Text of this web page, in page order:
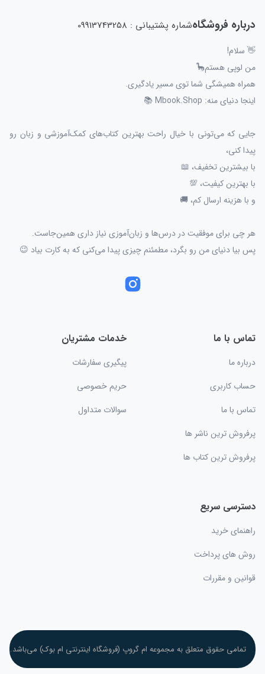
درباره فروشگاهشماره پشتیبانی : 09913743258
👋 سلام!
من لوپی هستم🦕
همراه همیشگی شما توی مسیر یادگیری.
اینجا دنیای منه: Mbook.Shop 📚
جایی که می‌تونی با خیال راحت بهترین کتاب‌های کمک‌آموزشی و زبان رو
پیدا کنی،
با بیشترین تخفیف، 📖
با بهترین کیفیت، 💯
و با هزینه ارسال کم، 🚚
هر چی برای موفقیت در درس‌ها و زبان‌آموزی نیاز داری همین‌جاست.
پس بیا دنیای من رو بگرد، مطمئنم چیزی پیدا می‌کنی که به کارت بیاد 😉
تماس با ما
درباره ما
حساب کاربری
تماس با ما
پرفروش ترین ناشر ها
پرفروش ترین کتاب ها
خدمات مشتریان
پیگیری سفارشات
حریم خصوصی
سوالات متداول
دسترسی سریع
راهنمای خرید
روش های پرداخت
قوانین و مقررات
تمامی حقوق متعلق به مجموعه ام گروپ (فروشگاه اینترنتی ام بوک) می‌باشد.